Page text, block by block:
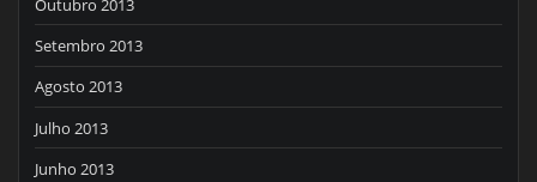
Outubro 2013
Setembro 2013
Agosto 2013
Julho 2013
Junho 2013